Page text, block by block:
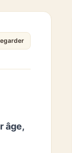
âge,